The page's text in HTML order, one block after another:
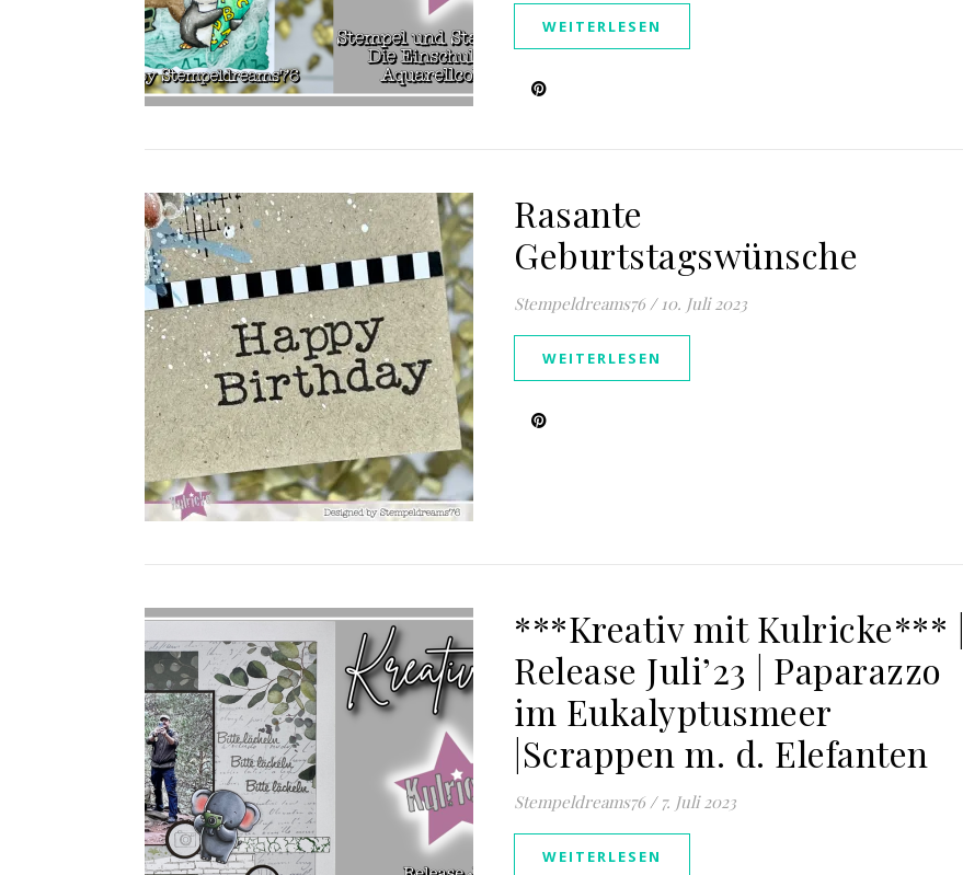
WEITERLESEN
Rasante
Geburtstagswünsche
Stempeldreams76 / 10. Juli 2023
WEITERLESEN
***Kreativ mit Kulricke*** |
Release Juli’23 | Paparazzo
im Eukalyptusmeer
|Scrappen m. d. Elefanten
Stempeldreams76 / 7. Juli 2023
WEITERLESEN